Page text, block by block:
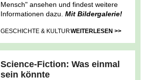
Mensch" ansehen und findest weitere
Informationen dazu.Mit Bildergalerie!
GESCHICHTE & KULTURWEITERLESEN >>
Science-Fiction: Was einmal
sein könnte